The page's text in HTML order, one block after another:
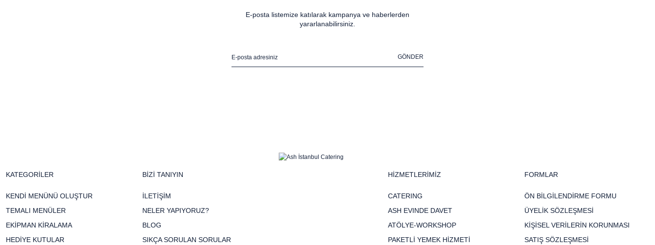
E-posta listemize katılarak kampanya ve haberlerden
yararlanabilirsiniz.
GÖNDER
KATEGORİLER
KENDİ MENÜNÜ OLUŞTUR
TEMALI MENÜLER
EKİPMAN KİRALAMA
HEDİYE KUTULAR
BİZİ TANIYIN
İLETİŞİM
NELER YAPIYORUZ?
BLOG
SIKÇA SORULAN SORULAR
HİZMETLERİMİZ
CATERING
ASH EVINDE DAVET
ATÖLYE-WORKSHOP
PAKETLİ YEMEK HİZMETİ
FORMLAR
ÖN BİLGİLENDİRME FORMU
ÜYELİK SÖZLEŞMESİ
KİŞİSEL VERİLERİN KORUNMASI
SATIŞ SÖZLEŞMESİ